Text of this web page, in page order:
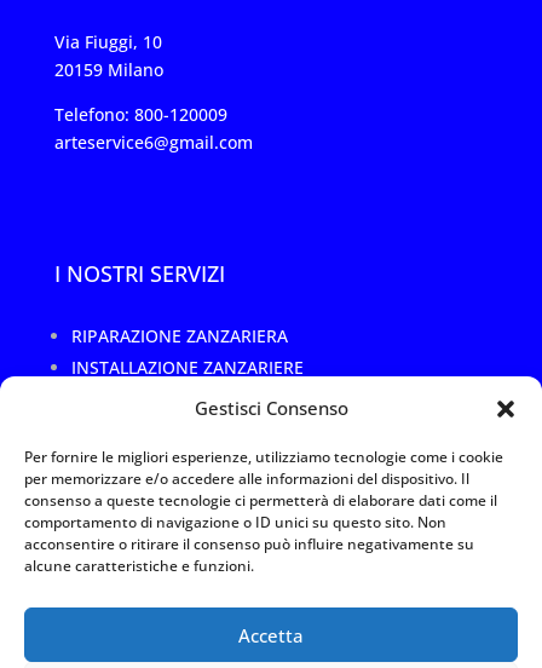
Gestisci Consenso
Per fornire le migliori esperienze, utilizziamo tecnologie come i cookie
per memorizzare e/o accedere alle informazioni del dispositivo. Il
consenso a queste tecnologie ci permetterà di elaborare dati come il
comportamento di navigazione o ID unici su questo sito. Non
acconsentire o ritirare il consenso può influire negativamente su
alcune caratteristiche e funzioni.
Accetta
Via Fiuggi, 10
20159 Milano
Telefono: 800-120009
arteservice6@gmail.com
I NOSTRI SERVIZI
RIPARAZIONE ZANZARIERA
INSTALLAZIONE ZANZARIERE
CAMBIO RETE ROTTA O DANNEGGIATA
RIPARAZIONE TELAI ZANZARIERE
REALIZZAZIONI SU MISURA
Termini e utilizzo |
P.IVA 11088110967